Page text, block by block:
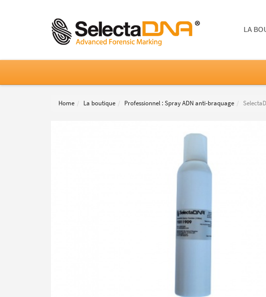
LA
Home La boutique Professionnel : Spray ADN anti-braquage